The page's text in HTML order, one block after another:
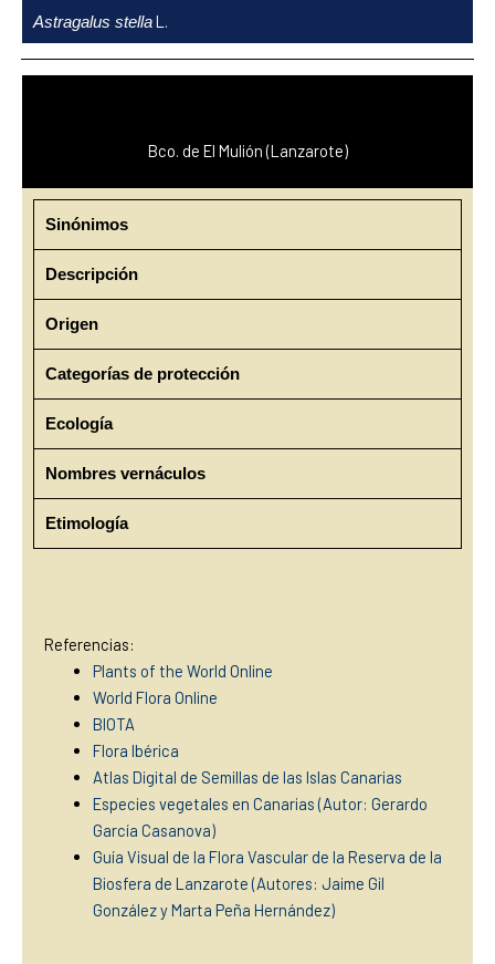
contenido
Astragalus stellaL.
Bco. de El Mulión (Lanzarote)
Sinónimos
Descripción
Origen
Categorías de protección
Ecología
Nombres vernáculos
Etimología
Referencias:
Plants of the World Online
World Flora Online
BIOTA
Flora Ibérica
Atlas Digital de Semillas de las Islas Canarias
Especies vegetales en Canarias (Autor: Gerardo
García Casanova)
Guía Visual de la Flora Vascular de la Reserva de la
Biosfera de Lanzarote (Autores: Jaime Gil
González y Marta Peña Hernández)